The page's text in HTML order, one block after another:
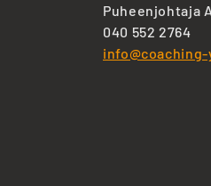
Puheenjohtaja
040 552 2764